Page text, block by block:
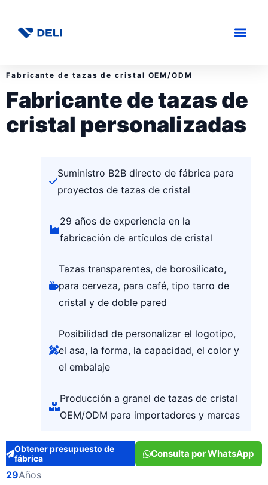
Fabricante de tazas de cristal OEM/ODM
Fabricante de tazas de
cristal personalizadas
Suministro B2B directo de fábrica para
proyectos de tazas de cristal
29 años de experiencia en la
fabricación de artículos de cristal
Tazas transparentes, de borosilicato,
para cerveza, para café, tipo tarro de
cristal y de doble pared
Posibilidad de personalizar el logotipo,
el asa, la forma, la capacidad, el color y
el embalaje
Producción a granel de tazas de cristal
OEM/ODM para importadores y marcas
Obtener presupuesto de
fábrica
Consulta por WhatsApp
29Años